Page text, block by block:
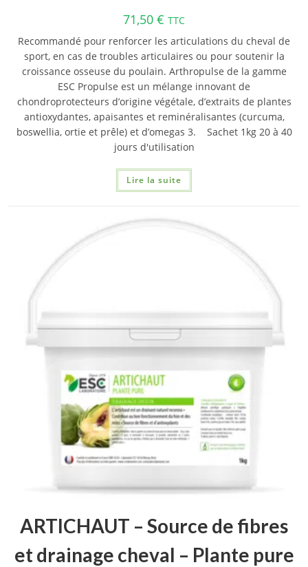
71,50 € TTC
Recommandé pour renforcer les articulations du cheval de
sport, en cas de troubles articulaires ou pour soutenir la
croissance osseuse du poulain. Arthropulse de la gamme
ESC Propulse est un mélange innovant de
chondroprotecteurs d’origine végétale, d’extraits de plantes
antioxydantes, apaisantes et reminéralisantes (curcuma,
boswellia, ortie et prêle) et d’omegas 3. Sachet 1kg 20 à 40
jours d'utilisation
Lire la suite
ARTICHAUT – Source de fibres
et drainage cheval – Plante pure